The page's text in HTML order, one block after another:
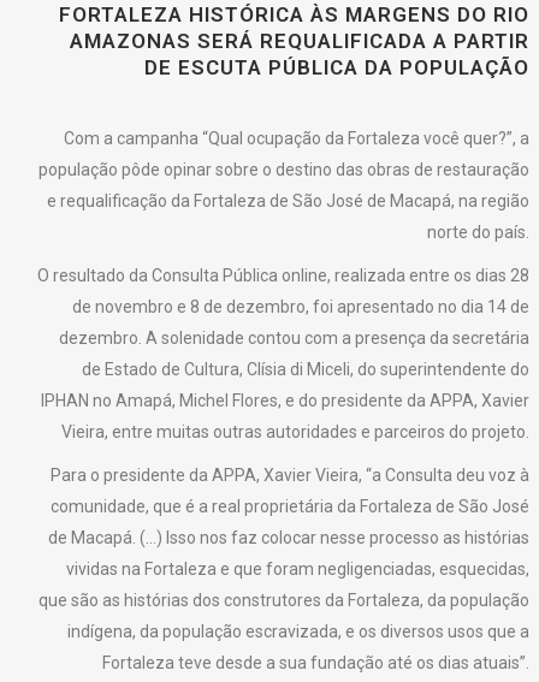
FORTALEZA HISTÓRICA ÀS MARGENS DO RIO
AMAZONAS SERÁ REQUALIFICADA A PARTIR
DE ESCUTA PÚBLICA DA POPULAÇÃO
Com a campanha “Qual ocupação da Fortaleza você quer?”, a
população pôde opinar sobre o destino das obras de restauração
e requalificação da Fortaleza de São José de Macapá, na região
norte do país.
O resultado da Consulta Pública online, realizada entre os dias 28
de novembro e 8 de dezembro, foi apresentado no dia 14 de
dezembro. A solenidade contou com a presença da secretária
de Estado de Cultura, Clísia di Miceli, do superintendente do
IPHAN no Amapá, Michel Flores, e do presidente da APPA, Xavier
Vieira, entre muitas outras autoridades e parceiros do projeto.
Para o presidente da APPA, Xavier Vieira, “a Consulta deu voz à
comunidade, que é a real proprietária da Fortaleza de São José
de Macapá. (…) Isso nos faz colocar nesse processo as histórias
vividas na Fortaleza e que foram negligenciadas, esquecidas,
que são as histórias dos construtores da Fortaleza, da população
indígena, da população escravizada, e os diversos usos que a
Fortaleza teve desde a sua fundação até os dias atuais”.